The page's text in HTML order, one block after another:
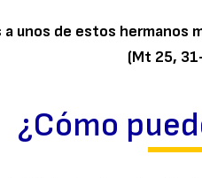
unos de estos hermanos
(Mt 25,
¿Cómo